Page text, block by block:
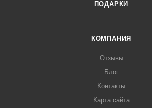
ПОДАРКИ
КОМПАНИЯ
Отзывы
Блог
Контакты
Карта сайта